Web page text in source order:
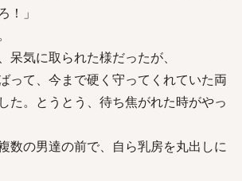
！」
呆気に取られた様だったが、
って、今まで硬く守ってくれていた両
た。とうとう、待ち焦がれた時がやっ
数の男達の前で、自ら乳房を丸出しに